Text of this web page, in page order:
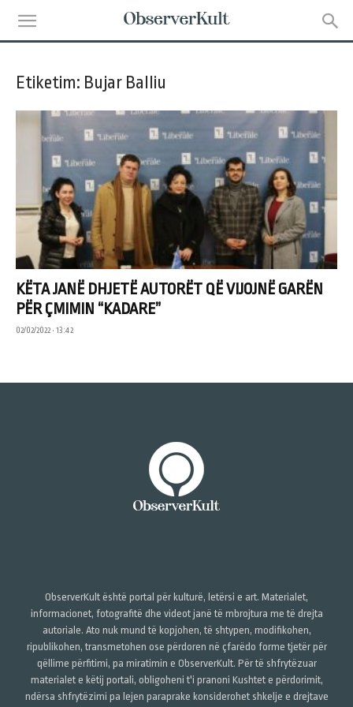
Etiketim: Bujar Balliu
KËTA JANË DHJETË AUTORËT QË VIJOJNË GARËN
PËR ÇMIMIN “KADARE”
02/02/2022 • 13:42
ObserverKult është portal për kulturë, letërsi e art. Materialet,
informacionet, fotografitë dhe videot janë të mbrojtura me të drejta
autoriale. Ato nuk mund të kopjohen, të shtypen, modifikohen,
ripublikohen, transmetohen ose përdoren në çfarëdo forme tjetër për
qëllime përfitimi, pa miratimin e ObserverKult. Për të shfrytëzuar
materialet e këtij portali, obligoheni t'i pranoni Kushtet e përdorimit,
ndërsa shfrytëzimi pa lejen paraprake konsiderohet shkelje e drejtave